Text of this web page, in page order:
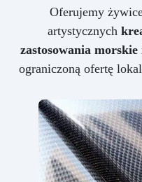
Oferujemy
artystycznych
zastosowania
ograniczoną ofertę